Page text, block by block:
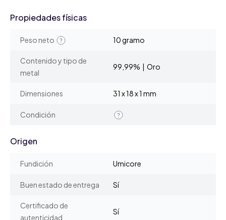
Propiedades físicas
Peso neto 10 gramo
Contenido y tipo de
metal
99,99% | Oro
Dimensiones 31 x 18 x 1 mm
Condición
Origen
Fundición Umicore
Buen estado de entrega Sí
Certificado de
autenticidad
Sí